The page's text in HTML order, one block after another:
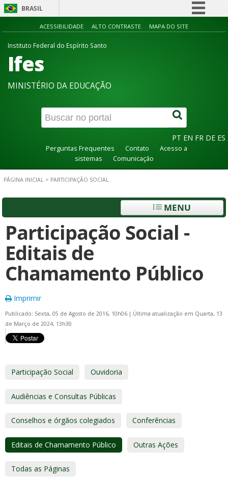
BRASIL
Simplifique!
Canais
ACESSIBILIDADE ALTO CONTRASTE MAPA DO SITE
Instituto Federal do Espírito Santo
Ifes
MINISTÉRIO DA EDUCAÇÃO
PT EN FR DE ES
Perguntas Frequentes Contato
Acesso a
sistemas
Comunicação
PÁGINA INICIAL > PARTICIPAÇÃO SOCIAL
MENU
Participação Social -
Editais de
Chamamento Público
Imprimir
Publicado: Sexta, 05 de Agosto de 2016, 10h06 | Última atualização em Quarta, 13
de Março de 2024, 13h30
Participação Social Ouvidoria
Audiências e Consultas Públicas
Conselhos e órgãos colegiados Conferências
Editais de Chamamento Público Outras Ações
Todas as Páginas